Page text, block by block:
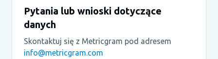
Pytania lub wnioski dotyczące
danych
Skontaktuj się z Metricgram pod adresem
info@metricgram.com